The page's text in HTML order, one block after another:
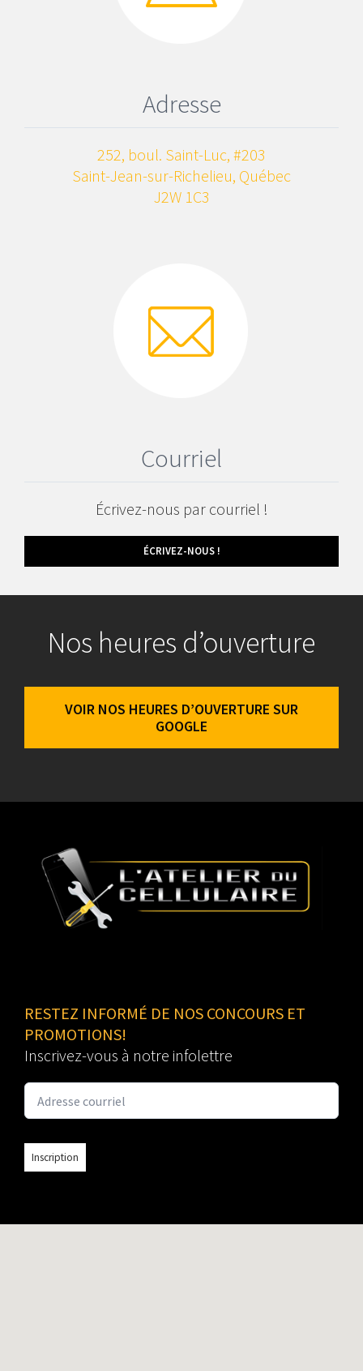
Adresse
252, boul. Saint-Luc, #203
Saint-Jean-sur-Richelieu, Québec
J2W 1C3
Courriel
Écrivez-nous par courriel !
ÉCRIVEZ-NOUS !
Nos heures d’ouverture
VOIR NOS HEURES D’OUVERTURE SUR
GOOGLE
RESTEZ INFORMÉ DE NOS CONCOURS ET
PROMOTIONS!
Inscrivez-vous à notre infolettre